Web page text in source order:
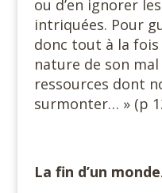
ou d’en ignorer
intriquées. Pour
donc tout à la
nature de son
ressources dont
surmonter… » (p
La fin d’un monde.